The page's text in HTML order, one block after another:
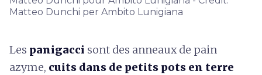
Matteo Dunchi per Ambito Lunigiana
Les panigacci sont des anneaux de pain
azyme, cuits dans de petits pots en terre